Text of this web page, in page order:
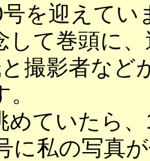
を迎えてい
して巻頭に、
撮影者など
ていたら、
に私の写真